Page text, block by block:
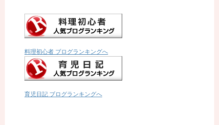
料理初心者 ブログランキングへ
育児日記 ブログランキングへ